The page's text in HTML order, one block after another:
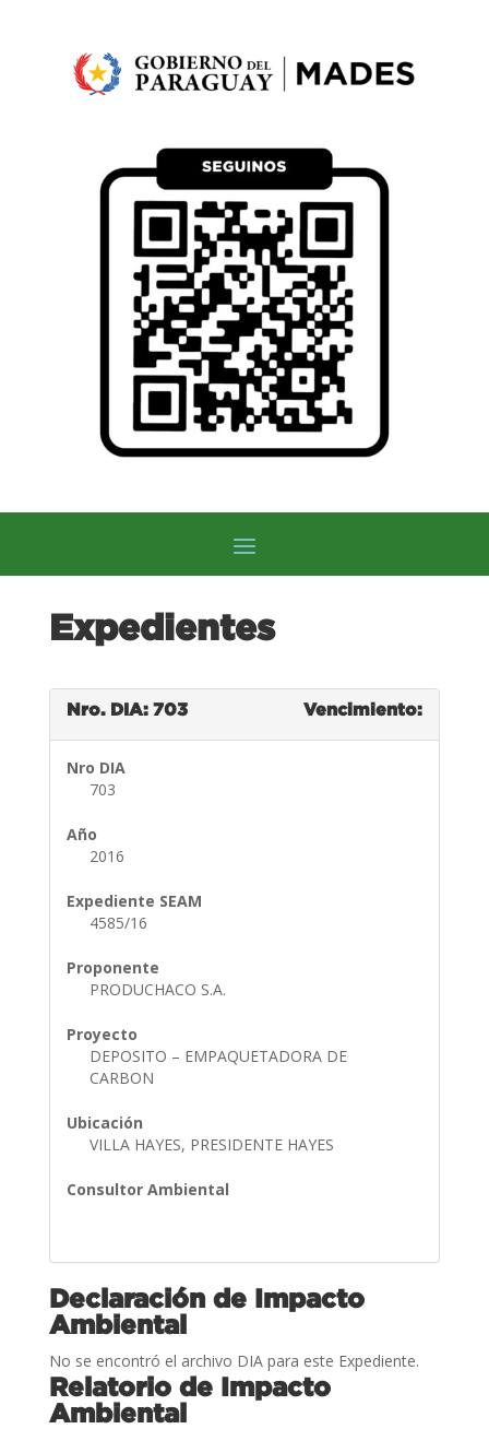
Expedientes
Nro. DIA: 703 Vencimiento:
Nro DIA
703
Año
2016
Expediente SEAM
4585/16
Proponente
PRODUCHACO S.A.
Proyecto
DEPOSITO – EMPAQUETADORA DE
CARBON
Ubicación
VILLA HAYES, PRESIDENTE HAYES
Consultor Ambiental
Declaración de Impacto
Ambiental
No se encontró el archivo DIA para este Expediente.
Relatorio de Impacto
Ambiental